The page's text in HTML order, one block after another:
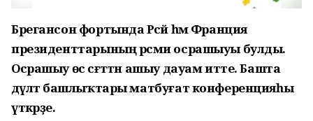
Брегансон фортында Рәсәй һәм Франция
президенттарының рәсми осрашыуы булды.
Осрашыу өс сәғәттән ашыу дауам итте. Башта
дәүләт башлыҡтары матбуғат конференцияһы
үткәрҙе.